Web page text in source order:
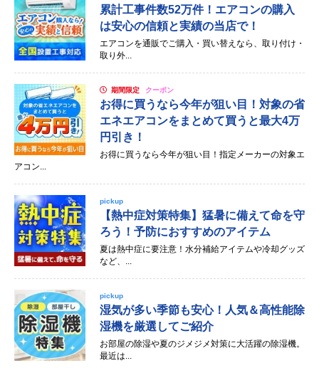
累計工事件数52万件！エアコンの購入
は安心の信頼と実績の当店で！
エアコンを通販でご購入・買い替えなら、取り付け・
取り外...
期間限定 クーポン
お得に買うなら今年が狙い目！対象の省
エネエアコンをまとめて買うと最大4万
円引き！
お得に買うなら今年が狙い目！指定メーカーの対象エ
アコン...
pickup
【熱中症対策特集】猛暑に備えて命を守
ろう！予防におすすめのアイテム
夏は熱中症に要注意！水分補給アイテムや冷却グッズ
など、...
pickup
湿気が多い季節も安心！人気＆高性能除
湿機を厳選してご紹介
お部屋の除湿や夏のジメジメ対策に大活躍の除湿機。
最近は...